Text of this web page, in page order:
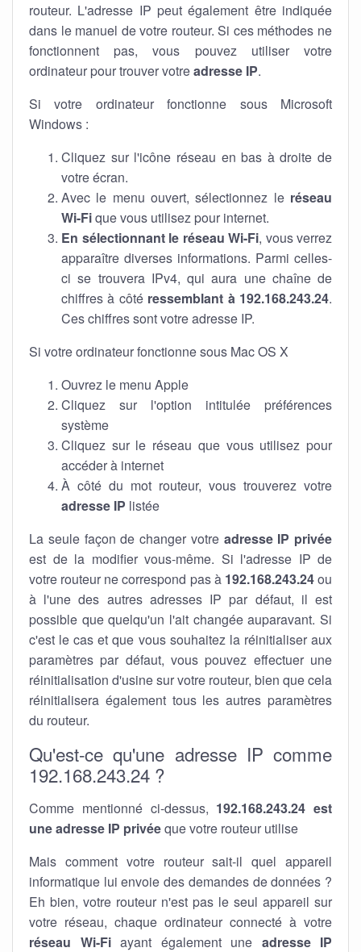
routeur. L'adresse IP peut également être indiquée
dans le manuel de votre routeur. Si ces méthodes ne
fonctionnent pas, vous pouvez utiliser votre
ordinateur pour trouver votreadresse IP.
Si votre ordinateur fonctionne sous Microsoft
Windows :
Cliquez sur l'icône réseau en bas à droite de
votre écran.
Avec le menu ouvert, sélectionnez le réseau
Wi-Fique vous utilisez pour internet.
En sélectionnant le réseau Wi-Fi, vous verrez
apparaître diverses informations. Parmi celles-
ci se trouvera IPv4, qui aura une chaîne de
chiffres à côté ressemblant à 192.168.243.24.
Ces chiffres sont votre adresse IP.
Si votre ordinateur fonctionne sous Mac OS X
Ouvrez le menu Apple
Cliquez sur l'option intitulée préférences
système
Cliquez sur le réseau que vous utilisez pour
accéder à internet
À côté du mot routeur, vous trouverez votre
adresse IP listée
La seule façon de changer votre adresse IP privée
est de la modifier vous-même. Si l'adresse IP de
votre routeur ne correspond pas à 192.168.243.24ou
à l'une des autres adresses IP par défaut, il est
possible que quelqu'un l'ait changée auparavant. Si
c'est le cas et que vous souhaitez la réinitialiser aux
paramètres par défaut, vous pouvez effectuer une
réinitialisation d'usine sur votre routeur, bien que cela
réinitialisera également tous les autres paramètres
du routeur.
Qu'est-ce qu'une adresse IP comme
192.168.243.24 ?
Comme mentionné ci-dessus, 192.168.243.24 est
une adresse IP privéeque votre routeur utilise
Mais comment votre routeur sait-il quel appareil
informatique lui envoie des demandes de données ?
Eh bien, votre routeur n'est pas le seul appareil sur
votre réseau, chaque ordinateur connecté à votre
réseau Wi-Fiayant également une adresse IP